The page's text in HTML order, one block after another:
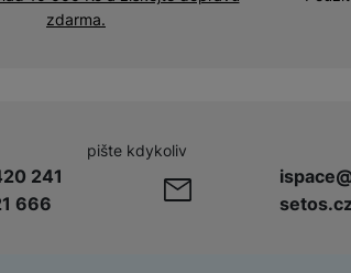
zdarma.
241
666
pište kdykoliv